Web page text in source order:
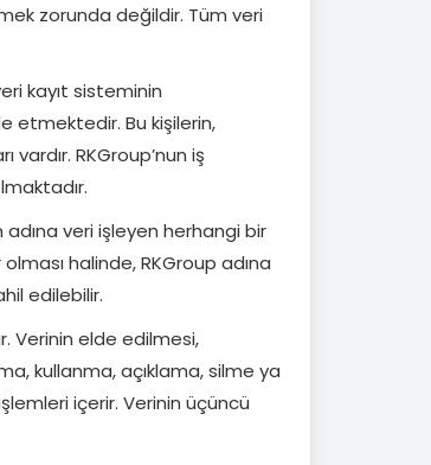
zorunda değildir. Tüm veri
kayıt sisteminin
etmektedir. Bu kişilerin,
RKGroup’nun iş
veri işleyen herhangi bir
halinde, RKGroup adına
edilebilir.
Verinin elde edilmesi,
kullanma, açıklama, silme ya
içerir. Verinin üçüncü